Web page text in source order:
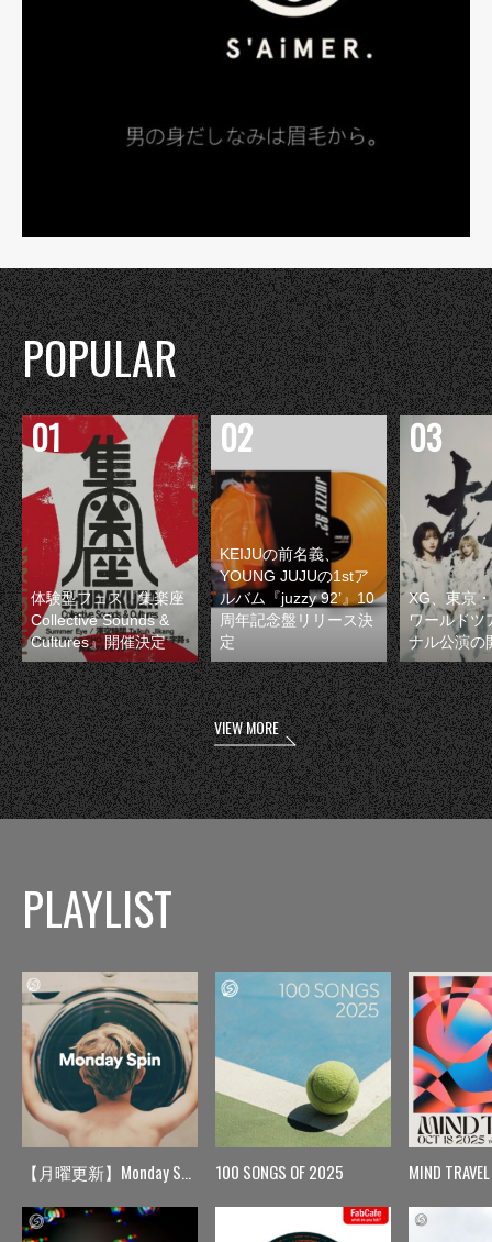
POPULAR
体験型フェス『集楽座
Collective Sounds &
Cultures』開催決定
KEIJUの前名義、
YOUNG JUJUの1stア
ルバム『juzzy 92’』10
周年記念盤リリース決
定
XG、東京
ワールドツ
ナル公演の
VIEW MORE
PLAYLIST
【月曜更新】Monday Spin 100 SONGS OF 2025 MIND TRAVEL